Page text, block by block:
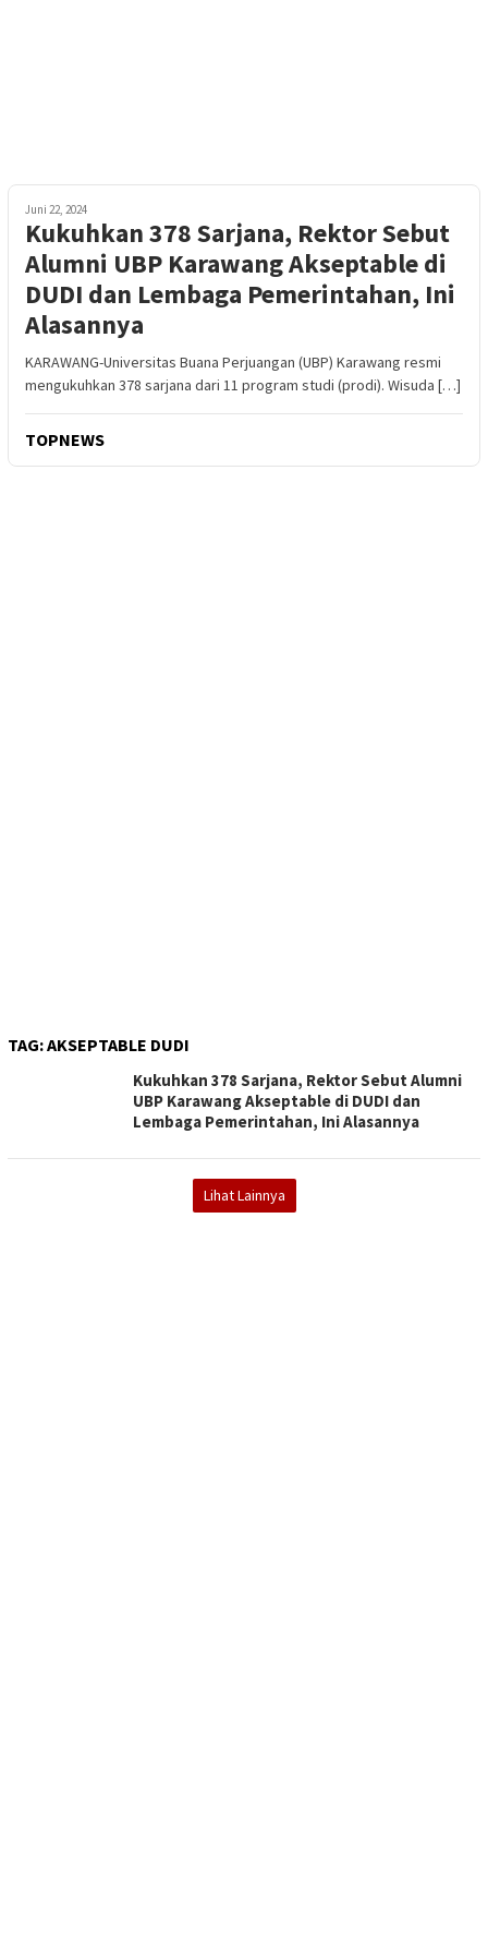
Juni 22, 2024
Kukuhkan 378 Sarjana, Rektor Sebut
Alumni UBP Karawang Akseptable di
DUDI dan Lembaga Pemerintahan, Ini
Alasannya
KARAWANG-Universitas Buana Perjuangan (UBP) Karawang resmi
mengukuhkan 378 sarjana dari 11 program studi (prodi). Wisuda […]
TOPNEWS
TAG:AKSEPTABLE DUDI
Kukuhkan 378 Sarjana, Rektor Sebut Alumni
UBP Karawang Akseptable di DUDI dan
Lembaga Pemerintahan, Ini Alasannya
Lihat Lainnya